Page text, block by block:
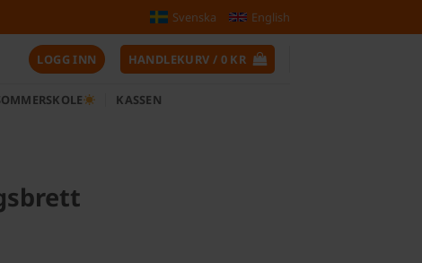
Svenska English
LOGG INN HANDLEKURV / 0 KR
KASSEN